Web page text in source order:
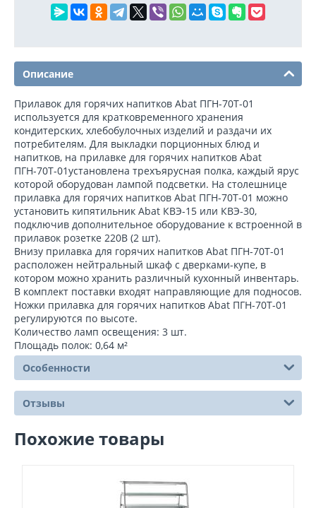
Описание
Прилавок для горячих напитков Abat ПГН-70Т-01
используется для кратковременного хранения
кондитерских, хлебобулочных изделий и раздачи их
потребителям. Для выкладки порционных блюд и
напитков, на прилавке для горячих напитков Abat
ПГН-70Т-01установлена трехъярусная полка, каждый ярус
которой оборудован лампой подсветки. На столешнице
прилавка для горячих напитков Abat ПГН-70Т-01 можно
установить кипятильник Abat КВЭ-15 или КВЭ-30,
подключив дополнительное оборудование к встроенной в
прилавок розетке 220В (2 шт).
Внизу прилавка для горячих напитков Abat ПГН-70Т-01
расположен нейтральный шкаф с дверками-купе, в
котором можно хранить различный кухонный инвентарь.
В комплект поставки входят направляющие для подносов.
Ножки прилавка для горячих напитков Abat ПГН-70Т-01
регулируются по высоте.
Количество ламп освещения: 3 шт.
Площадь полок: 0,64 м²
Особенности
Отзывы
Похожие товары